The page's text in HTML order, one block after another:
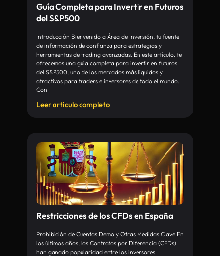
Guía Completa para Invertir en Futuros
del S&P500
Introducción Bienvenido a Área de Inversión, tu fuente
de información de confianza para estrategias y
herramientas de trading avanzadas. En este artículo, te
ofrecemos una guía completa para invertir en futuros
del S&P500, uno de los mercados más líquidos y
atractivos para traders e inversores de todo el mundo.
Con
Leer articulo completo
Restricciones de los CFDs en España
Prohibición de Cuentas Demo y Otras Medidas Clave En
los últimos años, los Contratos por Diferencia (CFDs)
han ganado popularidad entre los inversores